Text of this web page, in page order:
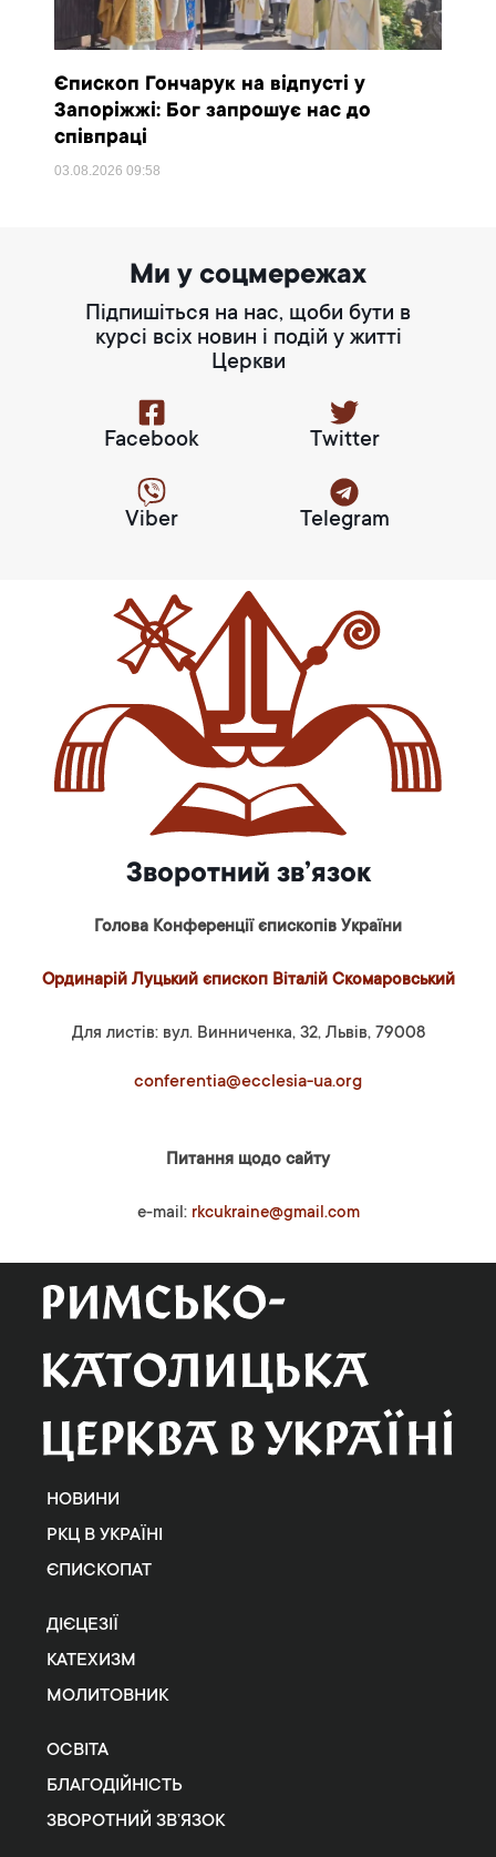
Єпископ Гончарук на відпусті у
Запоріжжі: Бог запрошує нас до
співпраці
03.08.202609:58
Ми у соцмережах
Підпишіться на нас, щоби бути в
курсі всіх новин і подій у житті
Церкви
Facebook Twitter
Viber Telegram
Зворотний зв’язок
Голова Конференції єпископів України
Ординарій Луцький єпископ Віталій Скомаровський
Для листів: вул. Винниченка, 32, Львів, 79008
conferentia@ecclesia-ua.org
Питання щодо сайту
e-mail: rkcukraine@gmail.com
НОВИНИ
РКЦ В УКРАЇНІ
ЄПИСКОПАТ
ДІЄЦЕЗІЇ
КАТЕХИЗМ
МОЛИТОВНИК
ОСВІТА
БЛАГОДІЙНІСТЬ
ЗВОРОТНИЙ ЗВ’ЯЗОК